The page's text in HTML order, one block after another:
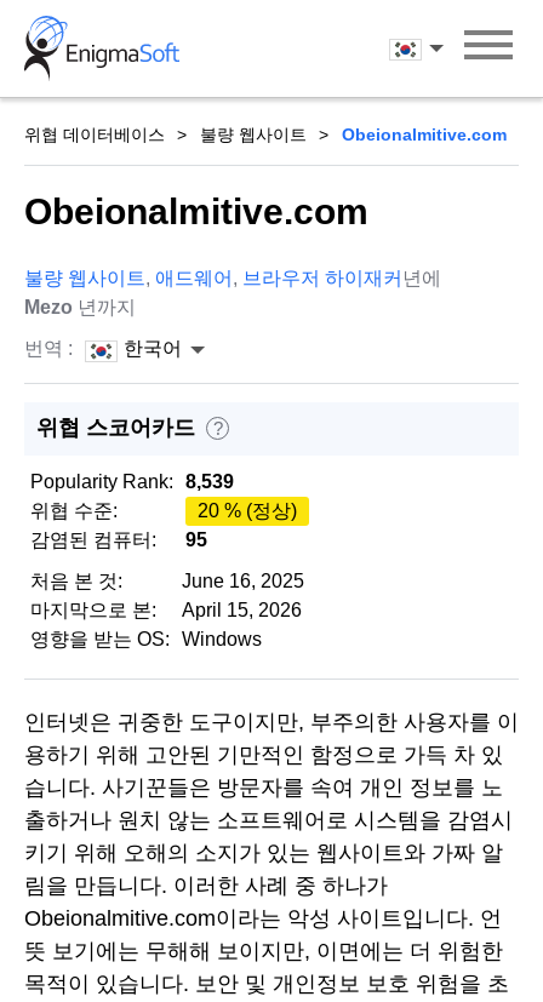
Skip
content
한국어
위협 데이터베이스 불량 웹사이트 Obeionalmitive.com
Obeionalmitive.com
불량 웹사이트, 애드웨어 , 브라우저 하이재커 년에
Mezo 년까지
번역 :
한국어
위협 스코어카드 ?
Popularity Rank:
8,539
위협 수준:
20 % (정상)
감염된 컴퓨터:
95
처음 본 것:
June 16, 2025
마지막으로 본:
April 15, 2026
영향을 받는 OS:
Windows
인터넷은 귀중한 도구이지만, 부주의한 사용자를 이
용하기 위해 고안된 기만적인 함정으로 가득 차 있
습니다. 사기꾼들은 방문자를 속여 개인 정보를 노
출하거나 원치 않는 소프트웨어로 시스템을 감염시
키기 위해 오해의 소지가 있는 웹사이트와 가짜 알
림을 만듭니다. 이러한 사례 중 하나가
Obeionalmitive.com이라는 악성 사이트입니다. 언
뜻 보기에는 무해해 보이지만, 이면에는 더 위험한
목적이 있습니다. 보안 및 개인정보 보호 위험을 초